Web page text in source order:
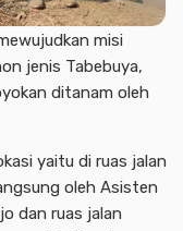
misi
jenis Tabebuya,
ditanam oleh
yaitu di ruas jalan
oleh Asisten
dan ruas jalan